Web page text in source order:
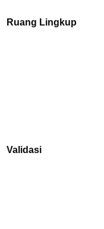
Ruang Lingkup
Validasi